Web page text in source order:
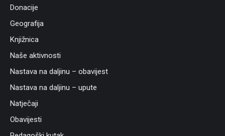
Donacije
Geografija
Knjižnica
Naše aktivnosti
Nastava na daljinu – obavijest
Nastava na daljinu – upute
Natječaji
Obavijesti